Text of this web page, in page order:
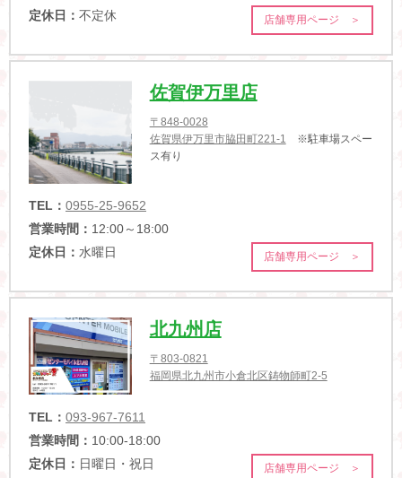
定休日： 不定休 店舗専用ページ ＞
佐賀伊万里店
〒848-0028
佐賀県伊万里市脇田町221-1 ※駐車場スペー
ス有り
TEL： 0955-25-9652
営業時間： 12:00～18:00
定休日： 水曜日 店舗専用ページ ＞
北九州店
〒803-0821
福岡県北九州市小倉北区鋳物師町2-5
TEL： 093-967-7611
営業時間： 10:00-18:00
定休日： 日曜日・祝日 店舗専用ページ ＞